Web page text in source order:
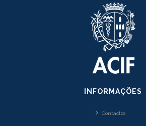
INFORMAÇÕES
Contactos